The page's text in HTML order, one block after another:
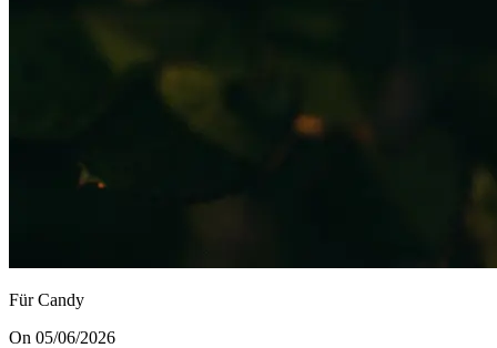
Für Candy
On 05/06/2026